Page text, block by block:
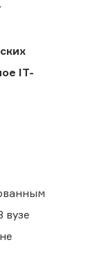
IT-
вузе